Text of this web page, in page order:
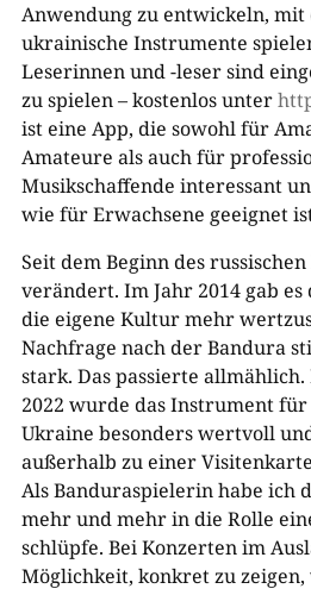
Anwendung zu entwickeln, mit
ukrainische Instrumente
Leserinnen und -leser sind
zu spielen – kostenlos unter
ist eine App, die sowohl für
Amateure als auch für
Musikschaffende interessant
wie für Erwachsene geeignet
Seit dem Beginn des
verändert. Im Jahr 2014 gab
die eigene Kultur mehr
Nachfrage nach der Bandura
stark. Das passierte
2022 wurde das Instrument
Ukraine besonders wertvoll
außerhalb zu einer
Als Banduraspielerin habe ich
mehr und mehr in die Rolle
schlüpfe. Bei Konzerten im
Möglichkeit, konkret zu